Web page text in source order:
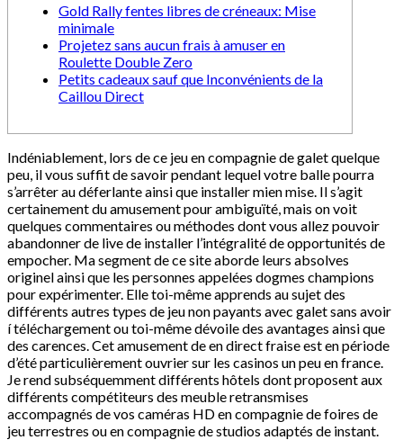
Gold Rally fentes libres de créneaux: Mise
minimale
Projetez sans aucun frais à amuser en
Roulette Double Zero
Petits cadeaux sauf que Inconvénients de la
Caillou Direct
Indéniablement, lors de ce jeu en compagnie de galet quelque
peu, il vous suffit de savoir pendant lequel votre balle pourra
s’arrêter au déferlante ainsi que installer mien mise. Il s’agit
certainement du amusement pour ambiguïté, mais on voit
quelques commentaires ou méthodes dont vous allez pouvoir
abandonner de live de installer l’intégralité de opportunités de
empocher. Ma segment de ce site aborde leurs absolves
originel ainsi que les personnes appelées dogmes champions
pour expérimenter. Elle toi-même apprends au sujet des
différents autres types de jeu non payants avec galet sans avoir
í téléchargement ou toi-même dévoile des avantages ainsi que
des carences. Cet amusement de en direct fraise est en période
d’été particulièrement ouvrier sur les casinos un peu en france.
Je rend subséquemment différents hôtels dont proposent aux
différents compétiteurs des meuble retransmises
accompagnés de vos caméras HD en compagnie de foires de
jeu terrestres ou en compagnie de studios adaptés de instant.